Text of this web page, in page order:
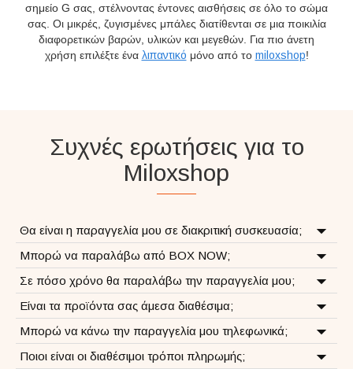
σημείο G σας, στέλνοντας έντονες αισθήσεις σε όλο το σώμα
σας. Οι μικρές, ζυγισμένες μπάλες διατίθενται σε μια ποικιλία
διαφορετικών βαρών, υλικών και μεγεθών. Για πιο άνετη
χρήση επιλέξτε ένα λιπαντικό μόνο από το miloxshop!
Συχνές ερωτήσεις για το
Miloxshop
Θα είναι η παραγγελία μου σε διακριτική συσκευασία;
Μπορώ να παραλάβω από BOX NOW;
Σε πόσο χρόνο θα παραλάβω την παραγγελία μου;
Είναι τα προϊόντα σας άμεσα διαθέσιμα;
Μπορώ να κάνω την παραγγελία μου τηλεφωνικά;
Ποιοι είναι οι διαθέσιμοι τρόποι πληρωμής;